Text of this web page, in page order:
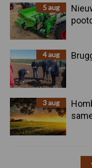
5 aug
4 aug
3 aug